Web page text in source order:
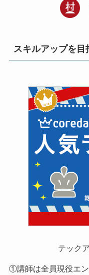
スキルアップを目
テック
①講師は全員現役エ